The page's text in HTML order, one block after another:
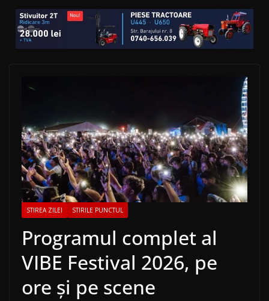
STIREA ZILEI STIRILE PUNCTUL
Programul complet al
VIBE Festival 2026, pe
ore și pe scene